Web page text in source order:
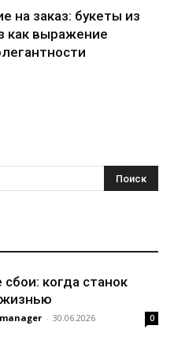
на заказ: букеты из
как выражение
когда станок
manager - 30.06.2026 0